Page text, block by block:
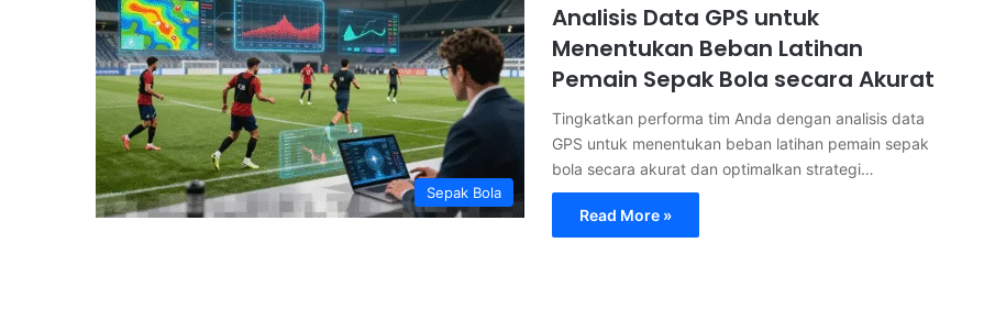
Sepak Bola
Analisis Data GPS untuk
Menentukan Beban Latihan
Pemain Sepak Bola secara Akurat
Tingkatkan performa tim Anda dengan analisis data
GPS untuk menentukan beban latihan pemain sepak
bola secara akurat dan optimalkan strategi…
Read More »